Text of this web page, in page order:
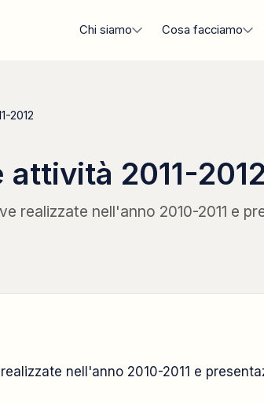
Chi siamo Cosa facciamo
2012
2011-2012
realizzate nell'anno 2010-2011 e
nell'anno 2010-2011 e